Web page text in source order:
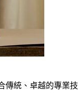
傳統、卓越的專業技